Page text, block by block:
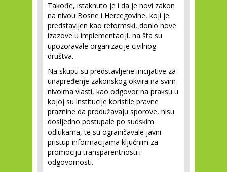
Takođe, istaknuto je i da je novi zakon
na nivou Bosne i Hercegovine, koji je
predstavljen kao reformski, donio nove
izazove u implementaciji, na šta su
upozoravale organizacije civilnog
društva.
Na skupu su predstavljene inicijative za
unapređenje zakonskog okvira na svim
nivoima vlasti, kao odgovor na praksu u
kojoj su institucije koristile pravne
praznine da produžavaju sporove, nisu
dosljedno postupale po sudskim
odlukama, te su ograničavale javni
pristup informacijama ključnim za
promociju transparentnosti i
odgovornosti.